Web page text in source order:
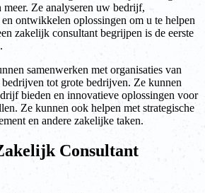
Ze analyseren uw bedrijf,
ontwikkelen oplossingen om u te helpen
zakelijk consultant begrijpen is de eerste
samenwerken met organisaties van
tot grote bedrijven. Ze kunnen
bieden en innovatieve oplossingen voor
Ze kunnen ook helpen met strategische
en andere zakelijke taken.
Consultant